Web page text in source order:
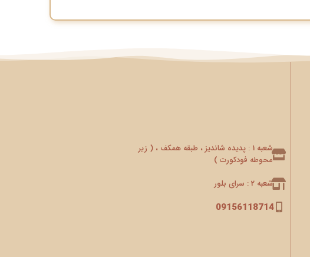
شعبه 1 : پدیده شاندیز ، طبقه همکف ، ( زیر
محوطه فودکورت )
شعبه 2 : سرای بلور
09156118714